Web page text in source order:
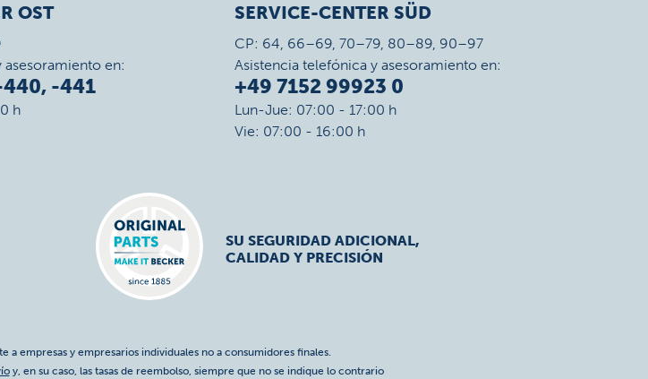
OST
en:
-441
h
SERVICE-CENTER SÜD
CP: 64, 66–69, 70–79, 80–89, 90–97
Asistencia telefónica y asesoramiento en:
+49 7152 99923 0
Lun-Jue: 07:00 - 17:00 h
Vie: 07:00 - 16:00 h
SU SEGURIDAD ADICIONAL,
CALIDAD Y PRECISIÓN
a empresas y empresarios individuales no a consumidores finales.
y, en su caso, las tasas de reembolso, siempre que no se indique lo contrario